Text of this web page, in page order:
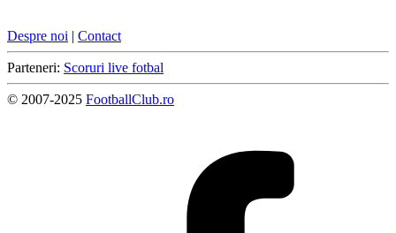
Despre noi | Contact
Parteneri: Scoruri live fotbal
© 2007-2025 FootballClub.ro